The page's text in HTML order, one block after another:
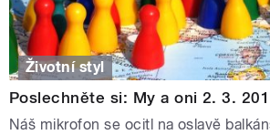
Životní styl
Poslechněte si: My a oni 2. 3.
Náš mikrofon se ocitl na oslavě